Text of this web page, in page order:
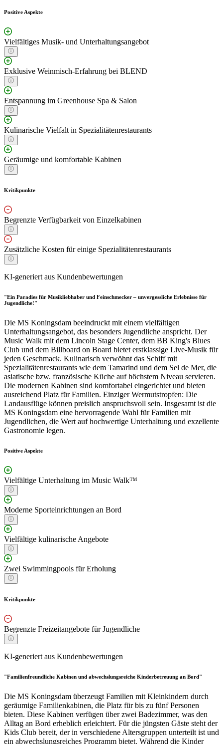
Positive Aspekte
Vielfältiges Musik- und Unterhaltungsangebot
Exklusive Weinmisch-Erfahrung bei BLEND
Entspannung im Greenhouse Spa & Salon
Kulinarische Vielfalt in Spezialitätenrestaurants
Geräumige und komfortable Kabinen
Kritikpunkte
Begrenzte Verfügbarkeit von Einzelkabinen
Zusätzliche Kosten für einige Spezialitätenrestaurants
KI-generiert aus Kundenbewertungen
"Ein Paradies für Musikliebhaber und Feinschmecker – unvergessliche Erlebnisse für
Jugendliche!"
Die MS Koningsdam beeindruckt mit einem vielfältigen
Unterhaltungsangebot, das besonders Jugendliche anspricht. Der
Music Walk mit dem Lincoln Stage Center, dem BB King's Blues
Club und dem Billboard on Board bietet erstklassige Live-Musik für
jeden Geschmack. Kulinarisch verwöhnt das Schiff mit
Spezialitätenrestaurants wie dem Tamarind und dem Sel de Mer, die
asiatische bzw. französische Küche auf höchstem Niveau servieren.
Die modernen Kabinen sind komfortabel eingerichtet und bieten
ausreichend Platz für Familien. Einziger Wermutstropfen: Die
Landausflüge können preislich anspruchsvoll sein. Insgesamt ist die
MS Koningsdam eine hervorragende Wahl für Familien mit
Jugendlichen, die Wert auf hochwertige Unterhaltung und exzellente
Gastronomie legen.
Positive Aspekte
Vielfältige Unterhaltung im Music Walk™
Moderne Sporteinrichtungen an Bord
Vielfältige kulinarische Angebote
Zwei Swimmingpools für Erholung
Kritikpunkte
Begrenzte Freizeitangebote für Jugendliche
KI-generiert aus Kundenbewertungen
"Familienfreundliche Kabinen und abwechslungsreiche Kinderbetreuung an Bord"
Die MS Koningsdam überzeugt Familien mit Kleinkindern durch
geräumige Familienkabinen, die Platz für bis zu fünf Personen
bieten. Diese Kabinen verfügen über zwei Badezimmer, was den
Alltag an Bord erheblich erleichtert. Für die jüngsten Gäste steht der
Kids Club bereit, der in verschiedene Altersgruppen unterteilt ist und
ein abwechslungsreiches Programm bietet. Während die Kinder